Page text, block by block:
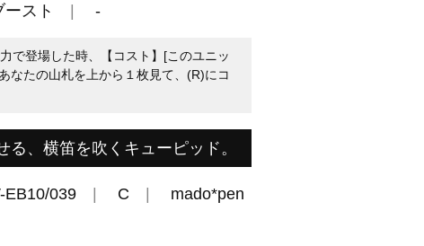
ースト -
で登場した時、【コスト】[このユニッ
なたの山札を上から１枚見て、(R)にコ
る、横笛を吹くキューピッド。
EB10/039 C mado*pen